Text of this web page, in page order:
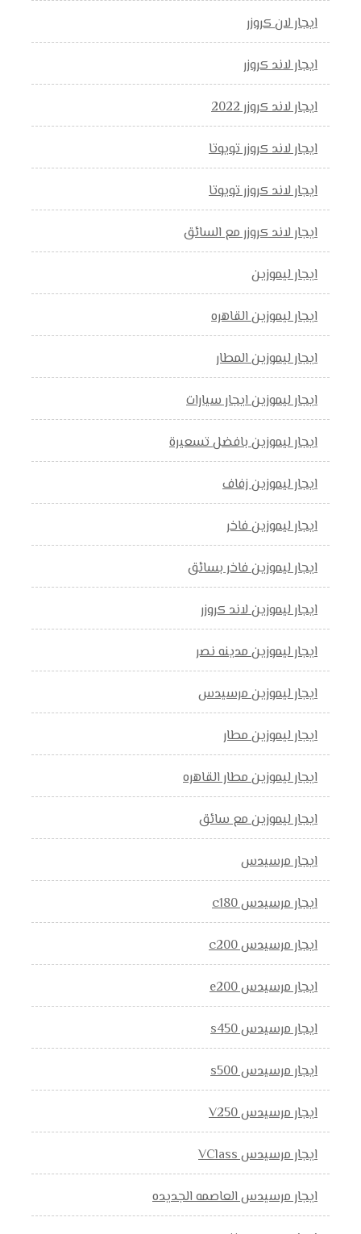
ايجار لان كروزر
ايجار لاند كروزر
ايجار لاند كروزر 2022
ايجار لاند كروزر تويوتا
ايجار لاند كروزر تويوتا
ايجار لاند كروزر مع السائق
ايجار ليموزين
ايجار ليموزين القاهره
ايجار ليموزين المطار
ايجار ليموزين ايجار سيارات
ايجار ليموزين بافضل تسعيرة
ايجار ليموزين زفاف
ايجار ليموزين فاخر
ايجار ليموزين فاخر بسائق
ايجار ليموزين لاند كروزر
ايجار ليموزين مدينه نصر
ايجار ليموزين مرسيدس
ايجار ليموزين مطار
ايجار ليموزين مطار القاهره
ايجار ليموزين مع سائق
ايجار مرسيدس
ايجار مرسيدس c180
ايجار مرسيدس c200
ايجار مرسيدس e200
ايجار مرسيدس s450
ايجار مرسيدس s500
ايجار مرسيدس V250
ايجار مرسيدس VClass
ايجار مرسيدس العاصمه الجديده